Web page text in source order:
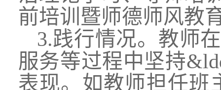
前培训暨师德师风教
3.践行情况。教师
服务等过程中坚持
表现。如教师担任班